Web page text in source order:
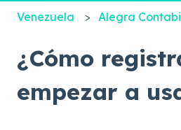
Venezuela Alegra
¿Cómo
empezar a